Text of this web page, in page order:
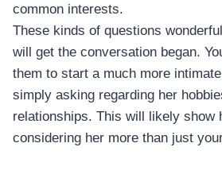
หูฟัง
ลำโพง
สินค้าตามแบรนด์
common interests.
These kinds of questions
will get the conversation began.
them to start a much more
simply asking regarding her
relationships. This will likely show
considering her more than just